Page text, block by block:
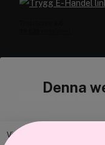
Denna
Vi använder